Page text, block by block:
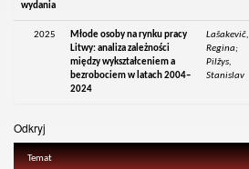
wydania
2025
Młode osoby na rynku pracy
Litwy: analiza zależności
między wykształceniem a
bezrobociem w latach 2004–
2024
Lašakevič,
Regina;
Pilžys,
Stanislav
Odkryj
Temat